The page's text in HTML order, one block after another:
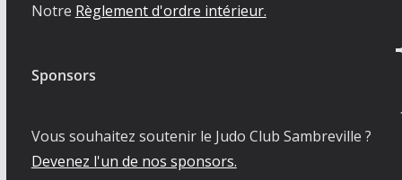
Notre Règlement d'ordre intérieur.
Sponsors
Vous souhaitez soutenir le Judo Club Sambreville ?
Devenez l'un de nos sponsors.